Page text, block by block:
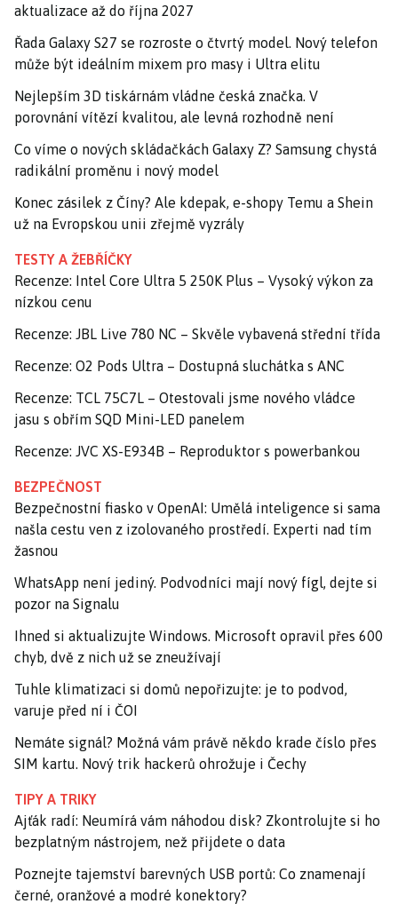
aktualizace až do října 2027
Řada Galaxy S27 se rozroste o čtvrtý model. Nový telefon
může být ideálním mixem pro masy i Ultra elitu
Nejlepším 3D tiskárnám vládne česká značka. V
porovnání vítězí kvalitou, ale levná rozhodně není
Co víme o nových skládačkách Galaxy Z? Samsung chystá
radikální proměnu i nový model
Konec zásilek z Číny? Ale kdepak, e-shopy Temu a Shein
už na Evropskou unii zřejmě vyzrály
TESTY A ŽEBŘÍČKY
Recenze: Intel Core Ultra 5 250K Plus – Vysoký výkon za
nízkou cenu
Recenze: JBL Live 780 NC – Skvěle vybavená střední třída
Recenze: O2 Pods Ultra – Dostupná sluchátka s ANC
Recenze: TCL 75C7L – Otestovali jsme nového vládce
jasu s obřím SQD Mini-LED panelem
Recenze: JVC XS-E934B – Reproduktor s powerbankou
BEZPEČNOST
Bezpečnostní fiasko v OpenAI: Umělá inteligence si sama
našla cestu ven z izolovaného prostředí. Experti nad tím
žasnou
WhatsApp není jediný. Podvodníci mají nový fígl, dejte si
pozor na Signalu
Ihned si aktualizujte Windows. Microsoft opravil přes 600
chyb, dvě z nich už se zneužívají
Tuhle klimatizaci si domů nepořizujte: je to podvod,
varuje před ní i ČOI
Nemáte signál? Možná vám právě někdo krade číslo přes
SIM kartu. Nový trik hackerů ohrožuje i Čechy
TIPY A TRIKY
Ajťák radí: Neumírá vám náhodou disk? Zkontrolujte si ho
bezplatným nástrojem, než přijdete o data
Poznejte tajemství barevných USB portů: Co znamenají
černé, oranžové a modré konektory?